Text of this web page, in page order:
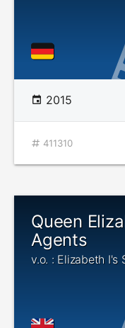
2015
411310
Queen
Agents
v.o. : Elizabeth I's